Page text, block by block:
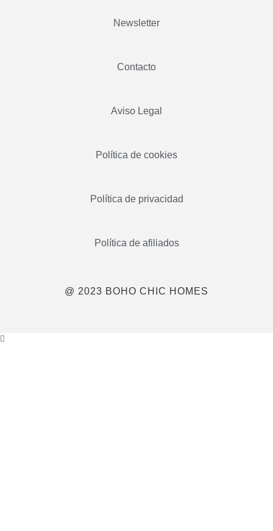
Newsletter
Contacto
Aviso Legal
Política de cookies
Política de privacidad
Política de afiliados
@ 2023 BOHO CHIC HOMES